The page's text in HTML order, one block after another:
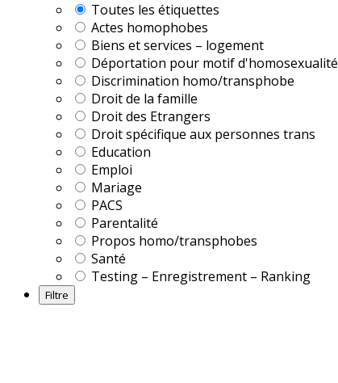
Toutes les étiquettes
Actes homophobes
Biens et services – logement
Déportation pour motif d'homosexualité
Discrimination homo/transphobe
Droit de la famille
Droit des Etrangers
Droit spécifique aux personnes trans
Education
Emploi
Mariage
PACS
Parentalité
Propos homo/transphobes
Santé
Testing – Enregistrement – Ranking